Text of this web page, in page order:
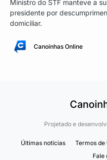
Ministro do STF manteve a
presidente por
domiciliar.
Canoinhas Online
Projetado e
Últimas notícias Termos de
Fale